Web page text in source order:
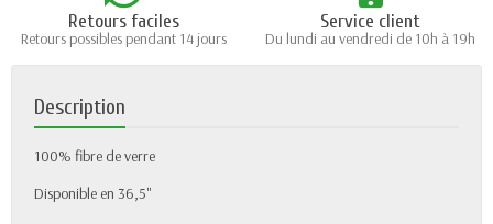
Retours faciles
Retours possibles pendant 14 jours
Service client
Du lundi au vendredi de 10h à 19h
Description
100% fibre de verre
Disponible en 36,5"